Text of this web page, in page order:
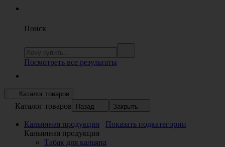
Поиск
Посмотреть все результаты
Каталог товаров
Каталог товаров Назад Закрыть
Кальянная продукция
Показать подкатегории
Кальянная продукция
Табак для кальяна